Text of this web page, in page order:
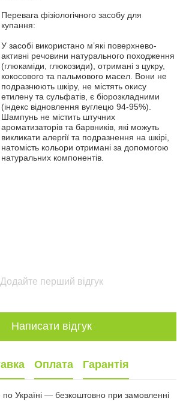
Перевага фізіологічного засобу для
купання:
У засобі використано м’які поверхнево-
активні речовини натурального походження
(глюкаміди, глюкозиди), отримані з цукру,
кокосового та пальмового масел. Вони не
подразнюють шкіру, не містять окису
етилену та сульфатів, є біорозкладними
(індекс відновлення вуглецю 94-95%).
Шампунь не містить штучних
ароматизаторів та барвників, які можуть
викликати алергії та подразнення на шкірі,
натомість кольори отримані за допомогою
натуральних компонентів.
Додайте перший відгук
Написати відгук
Оплата Гарантія
Україні — безкоштовно при замовленні